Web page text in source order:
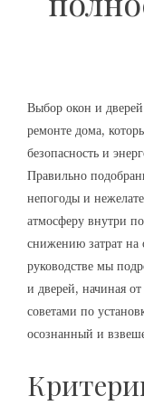
Выбор окон и
ремонте дома,
безопасность и
Правильно
непогоды и
атмосферу внутри
снижению затрат
руководстве мы
и дверей, начиная
советами по
осознанный и